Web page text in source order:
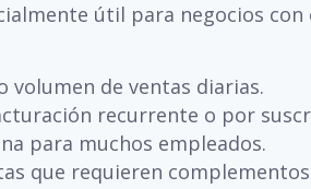
útil para negocios
volumen de ventas diarias.
recurrente o por
para muchos empleados.
que requieren complementos